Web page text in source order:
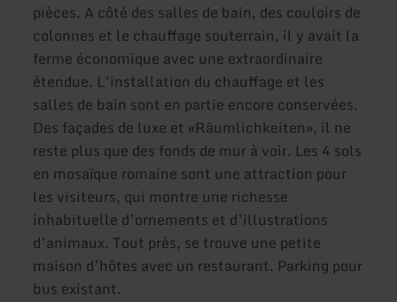
pièces. A côté des salles de bain, des couloirs de
colonnes et le chauffage souterrain, il y avait la
ferme économique avec une extraordinaire
étendue. L’installation du chauffage et les
salles de bain sont en partie encore conservées.
Des façades de luxe et «Räumlichkeiten», il ne
reste plus que des fonds de mur à voir. Les 4 sols
en mosaïque romaine sont une attraction pour
les visiteurs, qui montre une richesse
inhabituelle d’ornements et d’illustrations
d’animaux. Tout près, se trouve une petite
maison d’hôtes avec un restaurant. Parking pour
bus existant.